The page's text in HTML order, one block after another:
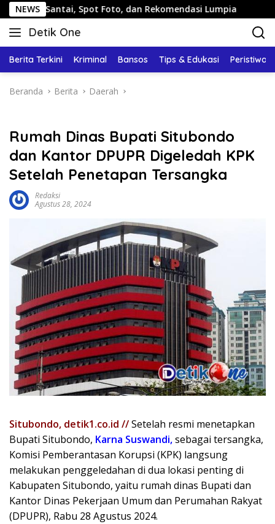
Langsung
ke
konten
NEWS
Spot Foto, dan Rekomendasi Lumpia Panduan
Detik One
Tajam
Fakta
Berita Terkini Kriminal Bansos Tips & Edukasi Peristiwa
Beranda Berita Daerah
Rumah Dinas Bupati Situbondo
dan Kantor DPUPR Digeledah KPK
Setelah Penetapan Tersangka
Redaksi
Agustus 28, 2024
Situbondo, detik1.co.id //Setelah resmi menetapkan
Bupati Situbondo, Karna Suswandi,sebagai tersangka,
Komisi Pemberantasan Korupsi (KPK) langsung
melakukan penggeledahan di dua lokasi penting di
Kabupaten Situbondo, yaitu rumah dinas Bupati dan
Kantor Dinas Pekerjaan Umum dan Perumahan Rakyat
(DPUPR), Rabu 28 Agustus 2024.